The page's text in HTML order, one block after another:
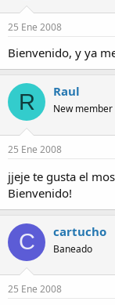
25 Ene 2008
Bienvenido, y ya
R Raul
New member
25 Ene 2008
jjeje te gusta el
Bienvenido!
C cartucho
Baneado
25 Ene 2008